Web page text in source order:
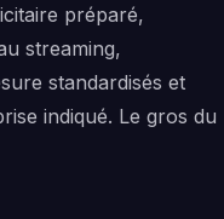
préparé,
streaming,
standardisés et
indiqué. Le gros du